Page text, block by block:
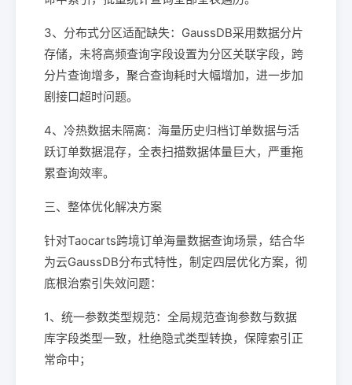
3、分布式分区适配缺失：GaussDB采用数据分片
存储，未将高频查询字段设置为分区关联字段，跨
分片查询增多，聚合查询耗时大幅增加，进一步加
剧接口超时问题。
4、冷热数据未隔离：海量历史归档订单数据与活
跃订单数据混存，全表扫描数据体量巨大，严重拖
累查询效率。
三、整体优化解决方案
针对Taocarts跨境订单海量数据查询场景，结合华
为云GaussDB分布式特性，制定四层优化方案，彻
底根治索引失效问题：
1、统一参数类型规范：全局规范查询参数与数据
库字段类型一致，杜绝隐式类型转换，保障索引正
常命中；